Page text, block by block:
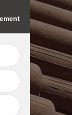
de
faîtage 31